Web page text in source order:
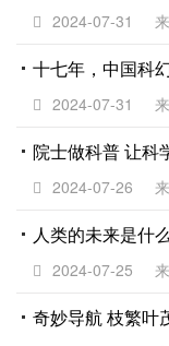
2024-07-31
十七年，中国科
2024-07-31
院士做科普 让科
2024-07-26
人类的未来是什
2024-07-25
奇妙导航 枝繁叶